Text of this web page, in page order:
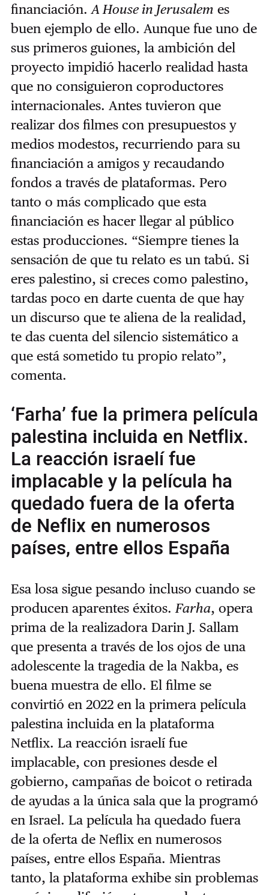
financiación.A House in Jerusalem es
buen ejemplo de ello. Aunque fue uno de
sus primeros guiones, la ambición del
proyecto impidió hacerlo realidad hasta
que no consiguieron coproductores
internacionales. Antes tuvieron que
realizar dos filmes con presupuestos y
medios modestos, recurriendo para su
financiación a amigos y recaudando
fondos a través de plataformas. Pero
tanto o más complicado que esta
financiación es hacer llegar al público
estas producciones. “Siempre tienes la
sensación de que tu relato es un tabú. Si
eres palestino, si creces como palestino,
tardas poco en darte cuenta de que hay
un discurso que te aliena de la realidad,
te das cuenta del silencio sistemático a
que está sometido tu propio relato”,
comenta.
‘Farha’ fue la primera película
palestina incluida en Netflix.
La reacción israelí fue
implacable y la película ha
quedado fuera de la oferta
de Neflix en numerosos
países, entre ellos España
Esa losa sigue pesando incluso cuando se
producen aparentes éxitos. Farha, opera
prima de la realizadora Darin J. Sallam
que presenta a través de los ojos de una
adolescente la tragedia de la Nakba, es
buena muestra de ello. El filme se
convirtió en 2022 en la primera película
palestina incluida en la plataforma
Netflix. La reacción israelí fue
implacable, con presiones desde el
gobierno, campañas de boicot o retirada
de ayudas a la única sala que la programó
en Israel. La película ha quedado fuera
de la oferta de Neflix en numerosos
países, entre ellos España. Mientras
tanto, la plataforma exhibe sin problemas